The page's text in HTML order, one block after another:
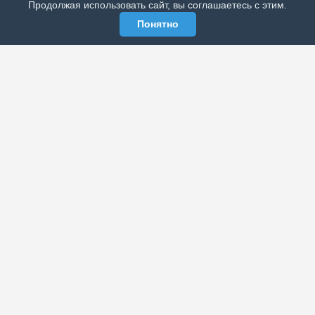
Продолжая использовать сайт, вы соглашаетесь с этим.
Понятно